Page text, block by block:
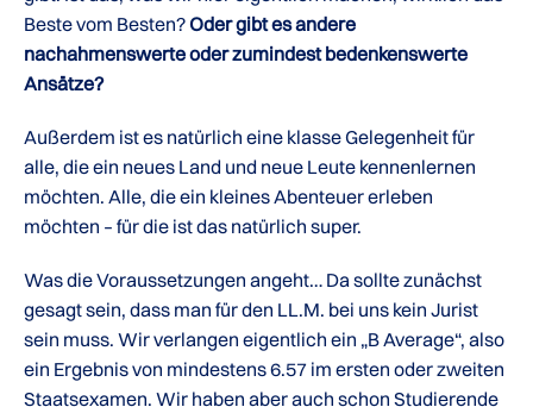
Beste vom Besten?Oder gibt es andere
nachahmenswerte oder zumindest bedenkenswerte
Ansätze?
Außerdem ist es natürlich eine klasse Gelegenheit für
alle, die ein neues Land und neue Leute kennenlernen
möchten. Alle, die ein kleines Abenteuer erleben
möchten – für die ist das natürlich super.
Was die Voraussetzungen angeht… Da sollte zunächst
gesagt sein, dass man für den LL.M. bei uns kein Jurist
sein muss. Wir verlangen eigentlich ein „B Average“, also
ein Ergebnis von mindestens 6.57 im ersten oder zweiten
Staatsexamen. Wir haben aber auch schon Studierende